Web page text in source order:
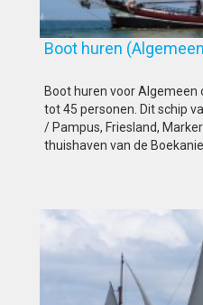
Boot huren
Boot huren voor Algemeen
tot 45 personen. Dit schip
/ Pampus, Friesland,
thuishaven van de